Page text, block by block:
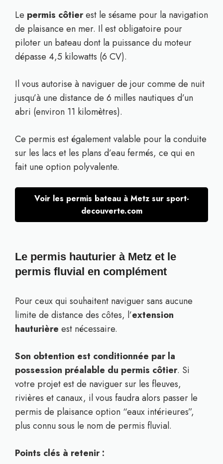
Le permis côtierest le sésame pour la navigation
de plaisance en mer. Il est obligatoire pour
piloter un bateau dont la puissance du moteur
dépasse 4,5 kilowatts (6 CV).
Il vous autorise à naviguer de jour comme de nuit
jusqu’à une distance de 6 milles nautiques d’un
abri (environ 11 kilomètres).
Ce permis est également valable pour la conduite
sur les lacs et les plans d’eau fermés, ce qui en
fait une option polyvalente.
Voir les permis bateau à Metz sur sport-
decouverte.com
Le permis hauturier à Metz et le
permis fluvial en complément
Pour ceux qui souhaitent naviguer sans aucune
limite de distance des côtes, l’extension
hauturière est nécessaire.
Son obtention est conditionnée par la
possession préalable du permis côtier. Si
votre projet est de naviguer sur les fleuves,
rivières et canaux, il vous faudra alors passer le
permis de plaisance option “eaux intérieures”,
plus connu sous le nom de permis fluvial.
Points clés à retenir :